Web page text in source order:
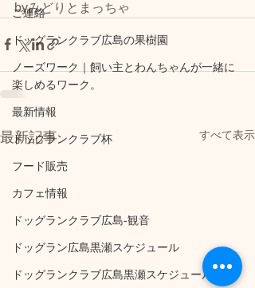
ご連絡
ドッグランクラブ広島の果樹園
ノーズワーク｜飼い主とわんちゃんが一緒に
楽しめるワーク。
最新情報
ドッグランクラブ杯
フード販売
カフェ情報
ドッグランクラブ広島‐観音
ドッグラン広島黒瀬スケジュール
ドッグランクラブ広島黒瀬スケジュール
byみどりとまっちゃ
最新記事 すべて表示